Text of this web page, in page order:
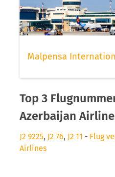
Malpensa
Top 3
Azerbaijan
J2 9225, J2 76, J2 11 - Flug
Airlines